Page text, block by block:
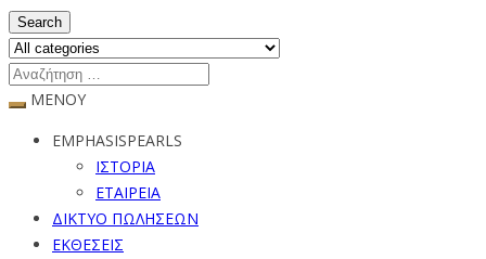
Search
ΜΕΝΟΥ
EMPHASISPEARLS
ΙΣΤΟΡΙΑ
ΕΤΑΙΡΕΙΑ
ΔΙΚΤΥΟ ΠΩΛΗΣΕΩΝ
ΕΚΘΕΣΕΙΣ